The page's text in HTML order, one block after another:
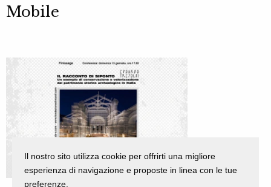
Mobile
Il nostro sito utilizza cookie per offrirti una migliore
esperienza di navigazione e proposte in linea con le tue
preferenze.